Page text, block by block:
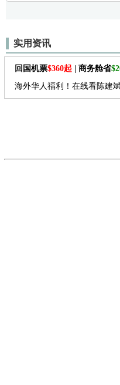
实用资讯
回国机票$360起 | 商务舱省
海外华人福利！在线看陈建